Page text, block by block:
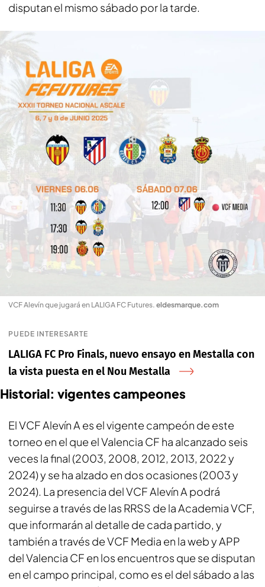
disputan el mismo sábado por la tarde.
VCF Alevín que jugará en LALIGA FC Futures. eldesmarque.com
PUEDE INTERESARTE
LALIGA FC Pro Finals, nuevo ensayo en Mestalla con
la vista puesta en el Nou Mestalla
Historial: vigentes campeones
El VCF Alevín A es el vigente campeón de este
torneo en el que el Valencia CF ha alcanzado seis
veces la final (2003, 2008, 2012, 2013, 2022 y
2024) y se ha alzado en dos ocasiones (2003 y
2024). La presencia del VCF Alevín A podrá
seguirse a través de las RRSS de la Academia VCF,
que informarán al detalle de cada partido, y
también a través de VCF Media en la web y APP
del Valencia CF en los encuentros que se disputan
en el campo principal, como es el del sábado a las